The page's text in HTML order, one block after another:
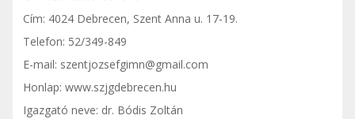
Cím: 4024 Debrecen, Szent Anna u. 17-19.
Telefon: 52/349-849
E-mail: szentjozsefgimn@gmail.com
Honlap: www.szjgdebrecen.hu
Igazgató neve: dr. Bódis Zoltán